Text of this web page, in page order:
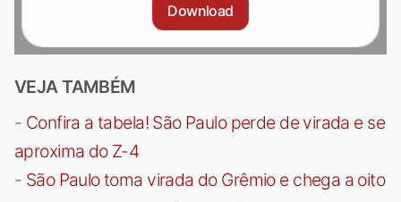
Download
VEJA TAMBÉM
- Confira a tabela! São Paulo perde de virada e se
aproxima do Z-4
- São Paulo toma virada do Grêmio e chega a oito